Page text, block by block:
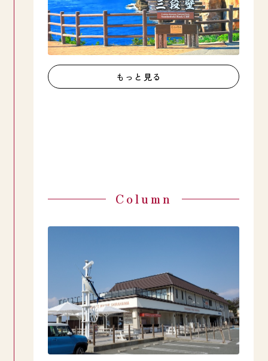
もっと見る
Column